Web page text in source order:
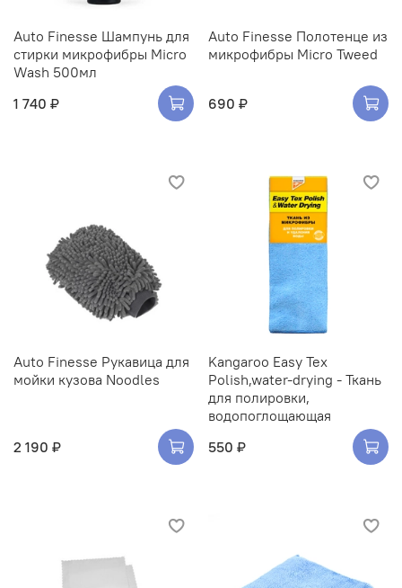
Auto Finesse Шампунь для
стирки микрофибры Micro
Wash 500мл
1 740 ₽
Auto Finesse Полотенце из
микрофибры Micro Tweed
690 ₽
Auto Finesse Рукавица для
мойки кузова Noodles
2 190 ₽
Kangaroo Easy Tex
Polish,water-drying - Ткань
для полировки,
водопоглощающая
550 ₽